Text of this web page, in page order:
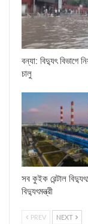
বন্যা: বিদ্যুৎ বিভাগে
চালু
সব কুইক রেন্টাল
বিদ্যুৎমন্ত্রী
PREV NEXT